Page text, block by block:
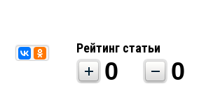
Рейтинг статьи
0 0